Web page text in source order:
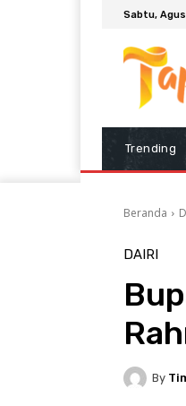
Sabtu,
Trending
Beranda
DAIRI
By